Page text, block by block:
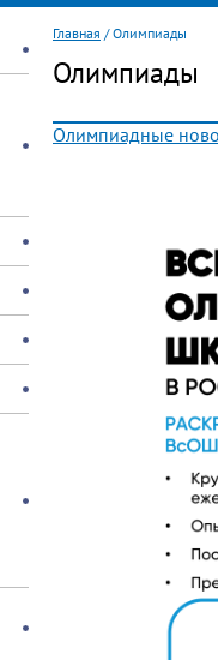
Главная /Олимпиады
Олимпиады
Олимпиадные